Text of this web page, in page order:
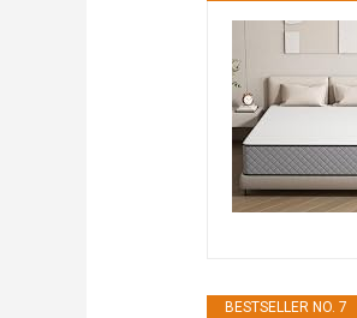
BESTSELLER NO. 7